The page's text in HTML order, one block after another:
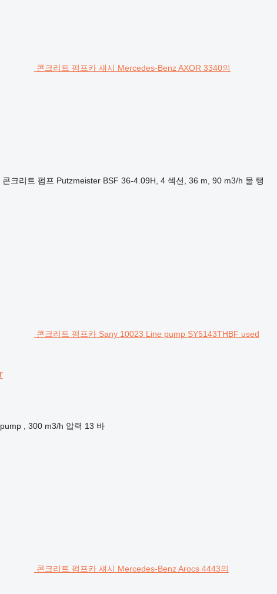
콘크리트 펌프카 섀시 Mercedes-Benz AXOR 3340의
콘크리트 펌프 Putzmeister BSF 36-4.09H, 4 섹션, 36 m, 90 m3/h 물 탱
콘크리트 펌프카 Sany 10023 Line pump SY5143THBF used
, 300 m3/h 압력 13 바
콘크리트 펌프카 섀시 Mercedes-Benz Arocs 4443의